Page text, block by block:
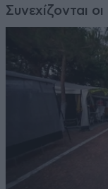
Συνεχίζονται